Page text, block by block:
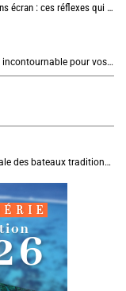
qui peuvent sauver une traversée
Équipez-vous de la nouvelle édition du Bloc Marine, incontournable pour vos prochaines navigations !
Douarnenez, en Bretagne : en août, cap sur la capitale des bateaux traditionnels et de la sardine